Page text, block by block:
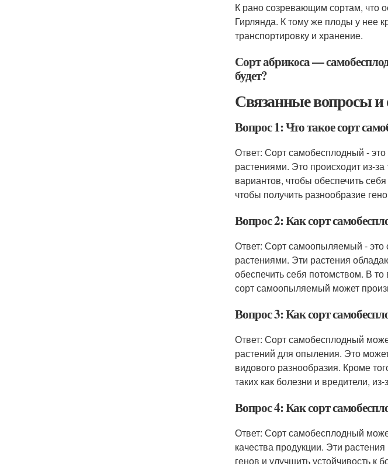
​К рано созревающим сортам, что
Гирлянда. К тому же плоды у нее
транспортировку и хранение.​
Сорт абрикоса —
будет?
Связанные вопросы и
Вопрос 1: Что такое сорт
Ответ: Сорт самобесплодный -
растениями. Это происходит из-
вариантов, чтобы обеспечить
чтобы получить разнообразие
Вопрос 2: Как сорт
Ответ: Сорт самоопыляемый - это
растениями. Эти растения
обеспечить себя потомством. В
сорт самоопыляемый может
Вопрос 3: Как сорт
Ответ: Сорт самобесплодный
растений для опыления. Это
видового разнообразия. Кроме
таких как болезни и вредители,
Вопрос 4: Как сорт
Ответ: Сорт самобесплодный
качества продукции. Эти
генов и улучшить устойчивость